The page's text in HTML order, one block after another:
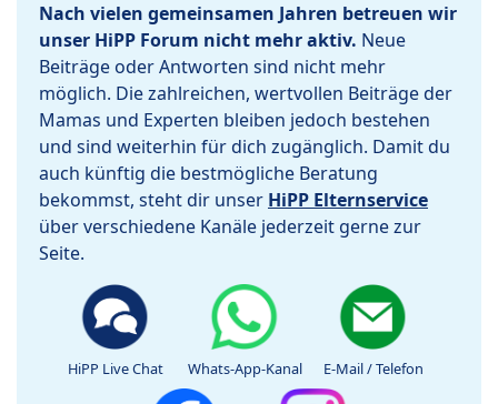
Nach vielen gemeinsamen Jahren betreuen wir
unser HiPP Forum nicht mehr aktiv. Neue
Beiträge oder Antworten sind nicht mehr
möglich. Die zahlreichen, wertvollen Beiträge der
Mamas und Experten bleiben jedoch bestehen
und sind weiterhin für dich zugänglich. Damit du
auch künftig die bestmögliche Beratung
bekommst, steht dir unser HiPP Elternservice
über verschiedene Kanäle jederzeit gerne zur
Seite.
HiPP Live Chat Whats-App-Kanal E-Mail / Telefon